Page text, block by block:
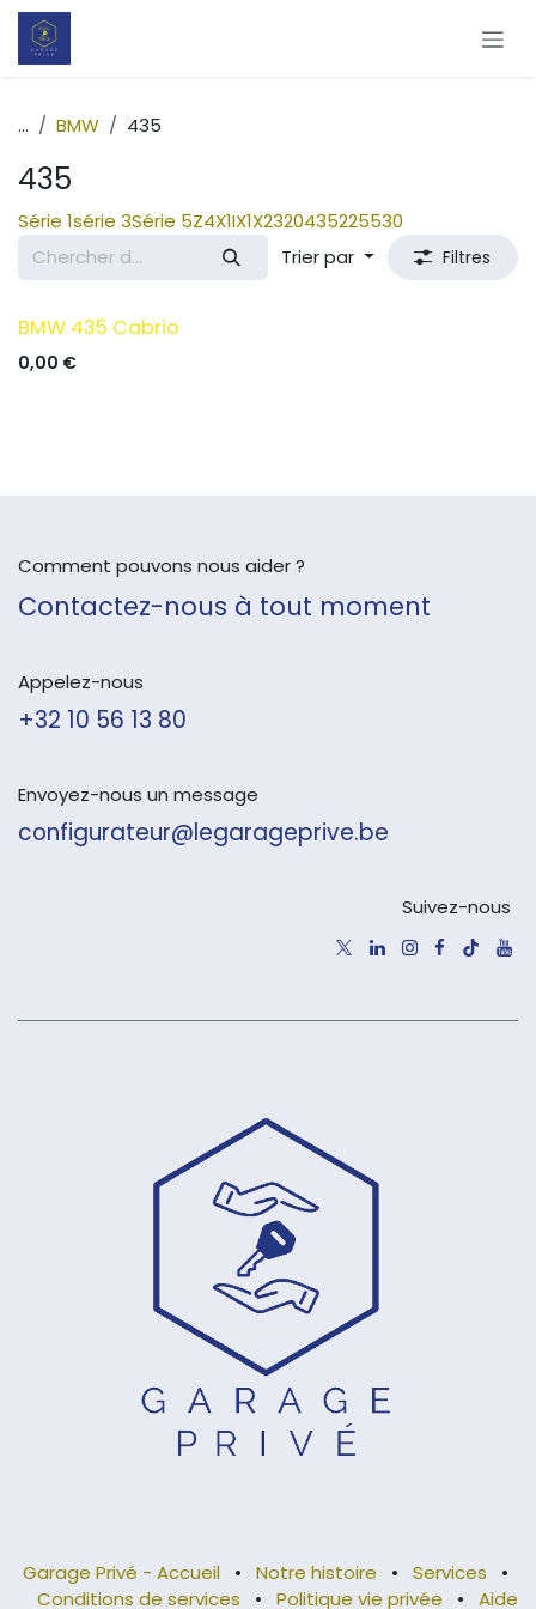
Se rendre au contenu
... BMW 435
435
Série 1série 3Série 5Z4X1IX1X2320435225530
Trier par
Filtres
BMW 435 Cabrio
0,00 €
Comment pouvons nous aider ?
Contactez-nous à tout moment
Appelez-nous
+32 10 56 13 80
Envoyez-nous un message
configurateur@legarageprive.be
Suivez-nous
Garage Privé - Accueil • Notre histoire • Services
•
Conditions de services
• Politique vie privée • Aide